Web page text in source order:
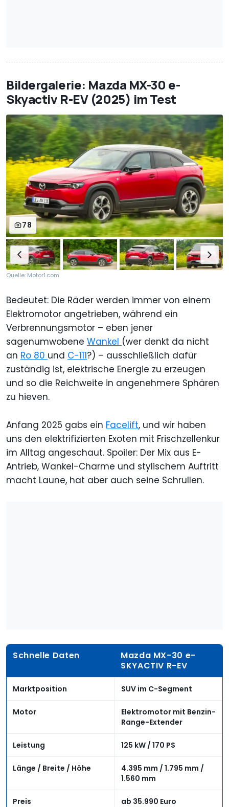
Bildergalerie: Mazda MX-30 e-
Skyactiv R-EV (2025) im Test
78
Quelle: Motor1.com
Bedeutet: Die Räder werden immer von einem
Elektromotor angetrieben, während ein
Verbrennungsmotor – eben jener
sagenumwobene Wankel (wer denkt da nicht
an Ro 80 und C-111?) – ausschließlich dafür
zuständig ist, elektrische Energie zu erzeugen
und so die Reichweite in angenehmere Sphären
zu hieven.
Anfang 2025 gabs ein Facelift, und wir haben
uns den elektrifizierten Exoten mit Frischzellenkur
im Alltag angeschaut. Spoiler: Der Mix aus E-
Antrieb, Wankel-Charme und stylischem Auftritt
macht Laune, hat aber auch seine Schrullen.
Schnelle Daten
Mazda MX-30 e-
SKYACTIV R-EV
Marktposition SUV im C-Segment
Motor
Elektromotor mit Benzin-
Range-Extender
Leistung 125 kW / 170 PS
Länge / Breite / Höhe
4.395 mm / 1.795 mm /
1.560 mm
Preis ab 35.990 Euro